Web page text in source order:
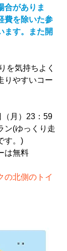
合がありま
費を除いた参
ます。また開
気持ちよく
りやすいコー
月）23：59
ン(ゆっくり走
す。)
は無料
の北側のトイ